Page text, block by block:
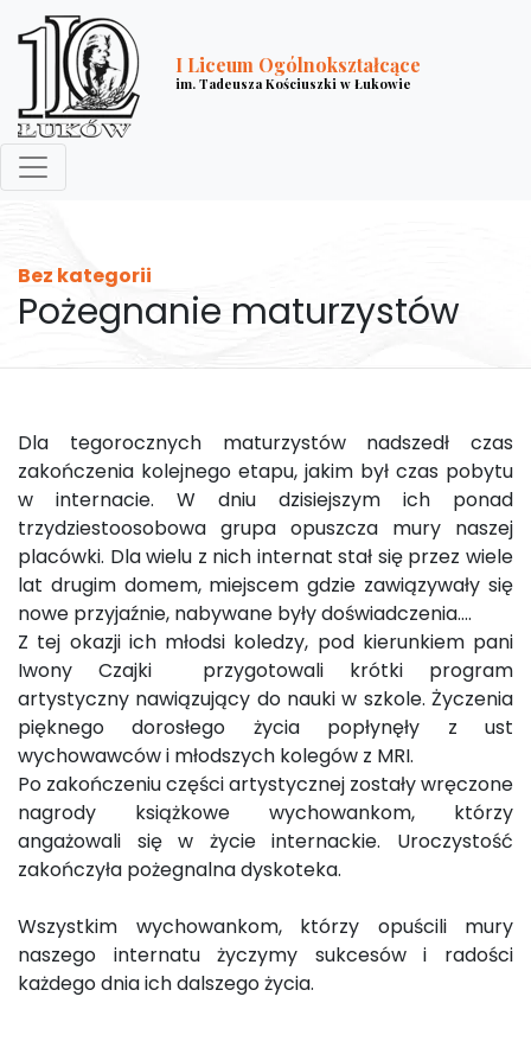
I Liceum Ogólnokształcące
im. Tadeusza Kościuszki w Łukowie
Bez kategorii
Pożegnanie maturzystów
Dla tegorocznych maturzystów nadszedł czas
zakończenia kolejnego etapu, jakim był czas pobytu
w internacie. W dniu dzisiejszym ich ponad
trzydziestoosobowa grupa opuszcza mury naszej
placówki. Dla wielu z nich internat stał się przez wiele
lat drugim domem, miejscem gdzie zawiązywały się
nowe przyjaźnie, nabywane były doświadczenia….
Z tej okazji ich młodsi koledzy, pod kierunkiem pani
Iwony Czajki przygotowali krótki program
artystyczny nawiązujący do nauki w szkole. Życzenia
pięknego dorosłego życia popłynęły z ust
wychowawców i młodszych kolegów z MRI.
Po zakończeniu części artystycznej zostały wręczone
nagrody książkowe wychowankom, którzy
angażowali się w życie internackie. Uroczystość
zakończyła pożegnalna dyskoteka.
Wszystkim wychowankom, którzy opuścili mury
naszego internatu życzymy sukcesów i radości
każdego dnia ich dalszego życia.